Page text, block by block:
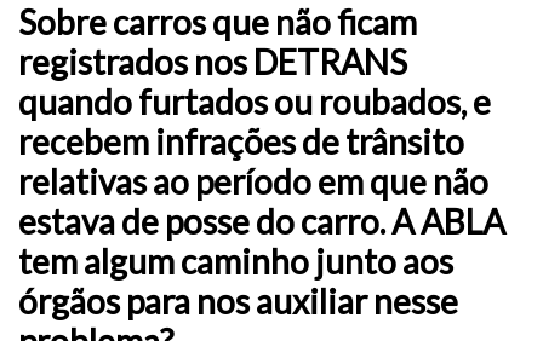
Sobre carros que não ficam
registrados nos DETRANS
quando furtados ou roubados, e
recebem infrações de trânsito
relativas ao período em que não
estava de posse do carro. A ABLA
tem algum caminho junto aos
órgãos para nos auxiliar nesse